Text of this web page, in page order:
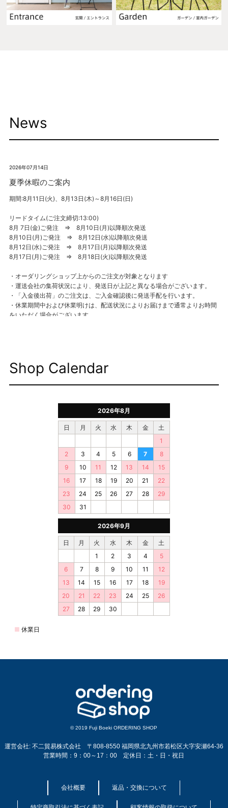
© 2019 Fuji Boeki ORDERING SHOP
運営会社: 不二貿易株式会社 〒808-8550 福岡県北九州市若松区大字安瀬64-36
営業時間：9：00～17：00 定休日：土・日・祝日
会社概要 返品・交換について